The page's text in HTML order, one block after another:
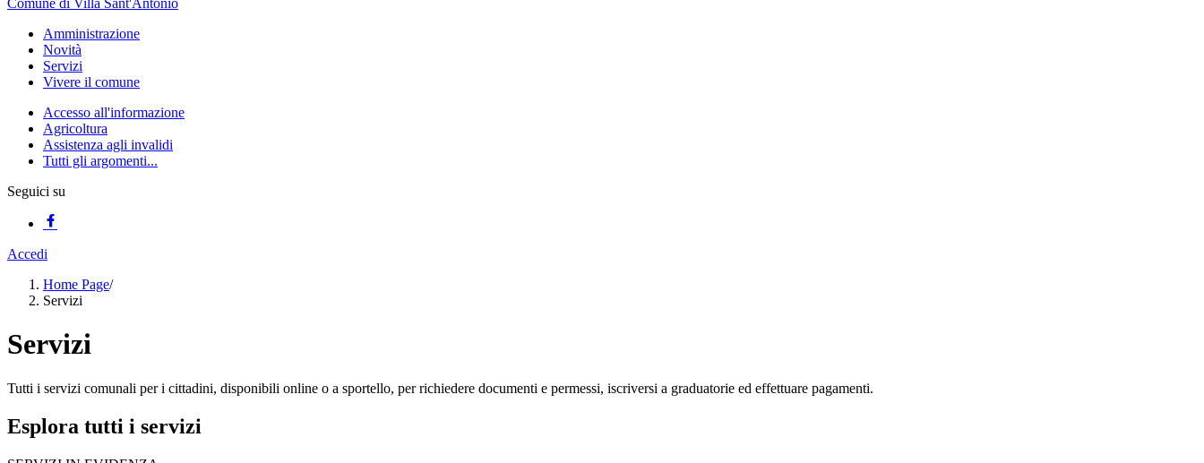
Comune di Villa Sant'Antonio
Amministrazione
Novità
Servizi
Vivere il comune
Accesso all'informazione
Agricoltura
Assistenza agli invalidi
Tutti gli argomenti...
Seguici su
Accedi
Home Page/
Servizi
Servizi
Tutti i servizi comunali per i cittadini, disponibili online o a sportello, per richiedere documenti e permessi, iscriversi a graduatorie ed effettuare pagamenti.
Esplora tutti i servizi